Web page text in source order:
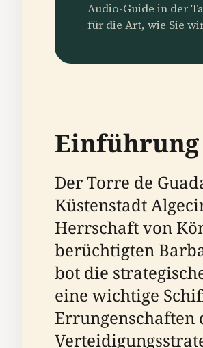
Audio-Guide in der
für die Art, wie Sie
Einführung
Der Torre de
Küstenstadt
Herrschaft von
berüchtigten
bot die
eine wichtige
Errungenschaften